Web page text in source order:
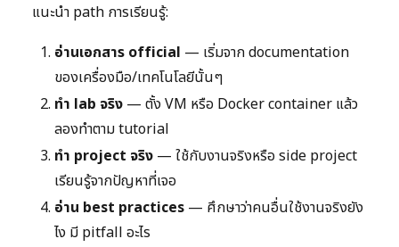
แนะนำ path การเรียนรู้:
อ่านเอกสาร official — เริ่มจาก documentation
ของเครื่องมือ/เทคโนโลยีนั้นๆ
ทำ lab จริง — ตั้ง VM หรือ Docker container แล้ว
ลองทำตาม tutorial
ทำ project จริง — ใช้กับงานจริงหรือ side project
เรียนรู้จากปัญหาที่เจอ
อ่าน best practices — ศึกษาว่าคนอื่นใช้งานจริงยัง
ไง มี pitfall อะไร